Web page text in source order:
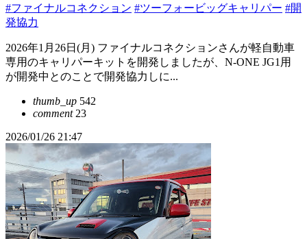
#ファイナルコネクション #ツーフォービッグキャリパー #開
発協力
2026年1月26日(月) ファイナルコネクションさんが軽自動車
専用のキャリパーキットを開発しましたが、N-ONE JG1用
が開発中とのことで開発協力しに...
thumb_up 542
comment23
2026/01/26 21:47